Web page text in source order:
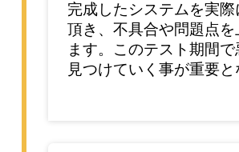
完成したシステムを実際
頂き、不具合や問題点を
ます。このテスト期間
見つけていく事が重要と